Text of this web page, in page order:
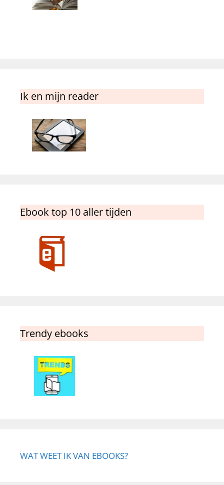
Ik en mijn reader
Ebook top 10 aller tijden
Trendy ebooks
WAT WEET IK VAN EBOOKS?